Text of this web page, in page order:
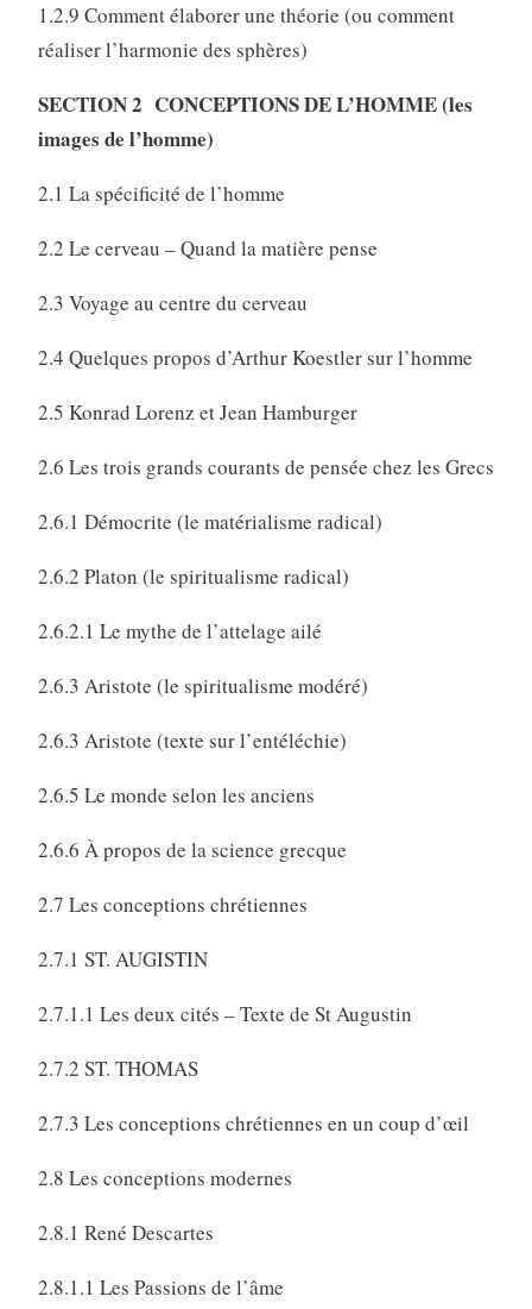
1.2.9 Comment élaborer une théorie (ou comment
réaliser l’harmonie des sphères)
SECTION 2 CONCEPTIONS DE L’HOMME (les
images de l’homme)
2.1 La spécificité de l’homme
2.2 Le cerveau – Quand la matière pense
2.3 Voyage au centre du cerveau
2.4 Quelques propos d’Arthur Koestler sur l’homme
2.5 Konrad Lorenz et Jean Hamburger
2.6 Les trois grands courants de pensée chez les Grecs
2.6.1 Démocrite (le matérialisme radical)
2.6.2 Platon (le spiritualisme radical)
2.6.2.1 Le mythe de l’attelage ailé
2.6.3 Aristote (le spiritualisme modéré)
2.6.3 Aristote (texte sur l’entéléchie)
2.6.5 Le monde selon les anciens
2.6.6 À propos de la science grecque
2.7 Les conceptions chrétiennes
2.7.1 ST. AUGISTIN
2.7.1.1 Les deux cités – Texte de St Augustin
2.7.2 ST. THOMAS
2.7.3 Les conceptions chrétiennes en un coup d’œil
2.8 Les conceptions modernes
2.8.1 René Descartes
2.8.1.1 Les Passions de l’âme